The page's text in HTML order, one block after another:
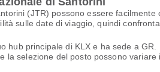
(JTR) possono essere
sulle date di viaggio, quindi
hub principale di KLX e ha sede a
la selezione del posto possono